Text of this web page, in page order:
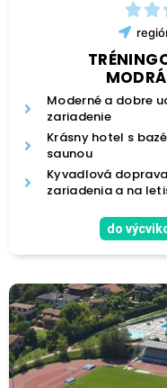
Moderné a dobre
zariadenie
Krásny hotel s
saunou
Kyvadlová
zariadenia a na
do